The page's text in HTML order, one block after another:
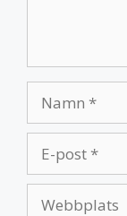
post